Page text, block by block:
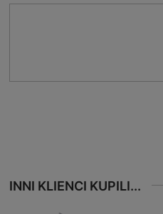
INNI KLIENCI KUPILI...